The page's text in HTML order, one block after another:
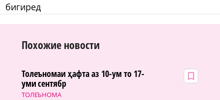
бигиред
Похожие новости
ТОЛЕЪНОМА
Толеъномаи ҳафта аз 10-ум то 17-
уми сентябр